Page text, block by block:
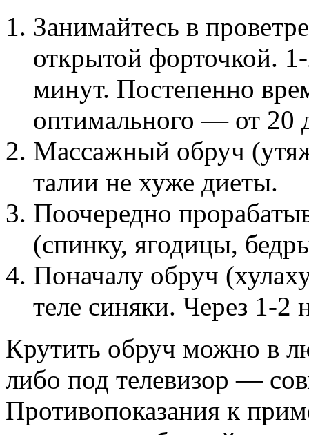
Занимайтесь в
открытой форточкой.
минут. Постепенно
оптимального — от 20
Массажный обруч
талии не хуже диеты.
Поочередно
(спинку, ягодицы,
Поначалу обруч
теле синяки. Через 1-2
Крутить обруч можно в
либо под телевизор —
Противопоказания к